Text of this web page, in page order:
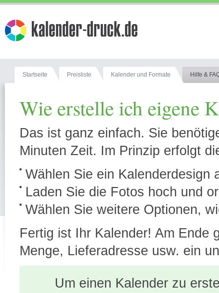
Startseite Preisliste Kalender und Formate Hilfe &
Wie erstelle ich eigene
Das ist ganz einfach. Sie
Minuten Zeit. Im Prinzip erfolgt
Wählen Sie ein Kalenderdesign
Laden Sie die Fotos hoch und
Wählen Sie weitere Optionen,
Fertig ist Ihr Kalender! Am Ende
Menge, Lieferadresse usw. ein
Um einen Kalender zu